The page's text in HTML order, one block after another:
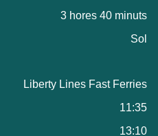
3 hores 40 minuts
Sol
Liberty Lines Fast Ferries
11:35
13:10